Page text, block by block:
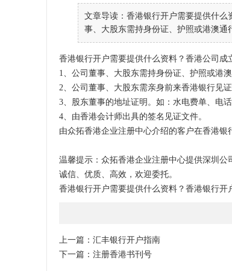
文章导读：香港银行开户需要提供什
事、大股东需持身份证、护照或港澳
香港银行开户需要提供什么资料？香港公司成
1、公司董事、大股东需持身份证、护照或港澳
2、公司董事、大股东需亲身前来香港银行见
3、股东董事的地址证明。如：水电费单、电
4、由香港会计师出具的签名见证文件。
由众拓香港企业注册中心介绍的客户在香港银
温馨提示：众拓香港企业注册中心提供深圳公
诚信、优质、高效，欢迎委托。
香港银行开户需要提供什么资料？香港银行开
上一篇： 汇丰银行开户指南
下一篇： 注册香港书刊号